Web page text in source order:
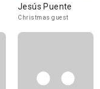
Jesús Puente
Christmas guest